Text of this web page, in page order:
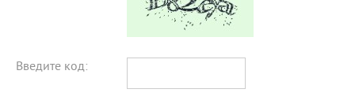
Введите код: